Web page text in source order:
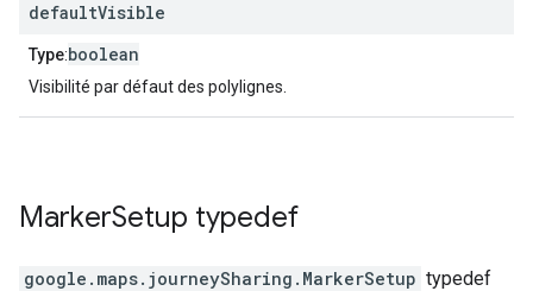
defaultVisible
Type:boolean
Visibilité par défaut des polylignes.
MarkerSetup typedef
google.maps.journeySharing . MarkerSetup typedef